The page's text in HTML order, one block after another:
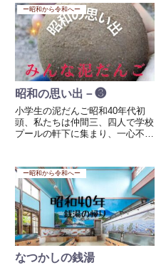
人は15円ほどで、髪を洗うのに5
円から6円の追加料金が必要でし
た。そんな時代、銭湯はいつもい
っぱいでした。少しでも子供が...
ー昭和から令和へー
昭和の思い出－❸
小学生の泥だんご昭和40年代初
頭、私たちは仲間三、四人で学校
プールの軒下に集まり、一心不乱
り付けてピカピカに仕上げ、カチ
カチになるまで心を込めていまし
た。理由なんて無かったし、いま
だ...
ー昭和から令和へー
なつかしの銭湯